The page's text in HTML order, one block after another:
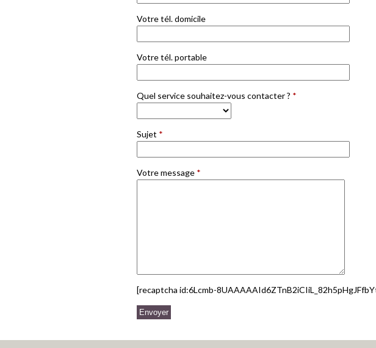
Votre tél. domicile
Votre tél. portable
Quel service souhaitez-vous contacter ? *
Sujet *
Votre message *
[recaptcha id:6Lcmb-
Veuillez laisser ce champ vide.